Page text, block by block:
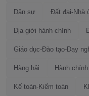
Dân sự Đất đai-Nhà
Địa giới hành chính
Giáo dục-Đào tạo-Dạy
Hàng hải Hành chính
Kế toán-Kiểm toán